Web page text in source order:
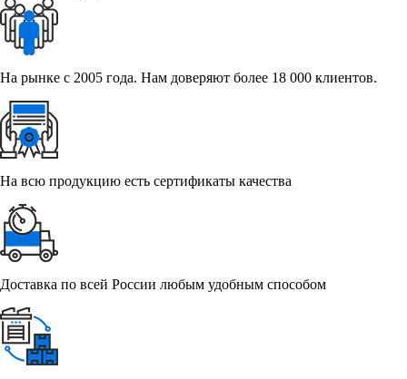
На рынке с 2005 года. Нам доверяют более 18 000 клиентов.
На всю продукцию есть сертификаты качества
Доставка по всей России любым удобным способом